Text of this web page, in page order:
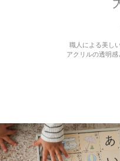
職人による美し
アクリルの透明